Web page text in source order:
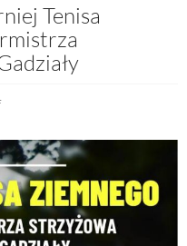
Tenisa